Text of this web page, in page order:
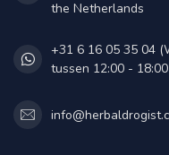
the Netherlands
+31 6 16 05 35 04
tussen 12:00 - 18:00